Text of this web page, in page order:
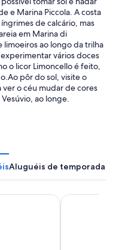
e Marina Piccola. A costa
de calcário, mas
em Marina di
limoeiros ao longo da trilha
vários doces
o licor Limoncello é feito,
pôr do sol, visite o
o céu mudar de cores
ao longe.
Aluguéis de temporada
Hotel